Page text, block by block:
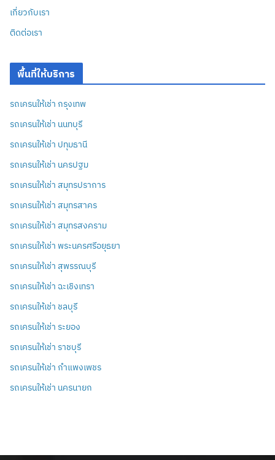
เกี่ยวกับเรา
ติดต่อเรา
พื้นที่ให้บริการ
รถเครนให้เช่า กรุงเทพ
รถเครนให้เช่า นนทบุรี
รถเครนให้เช่า ปทุมธานี
รถเครนให้เช่า นครปฐม
รถเครนให้เช่า สมุทรปราการ
รถเครนให้เช่า สมุทรสาคร
รถเครนให้เช่า สมุทรสงคราม
รถเครนให้เช่า พระนครศรีอยุธยา
รถเครนให้เช่า สุพรรณบุรี
รถเครนให้เช่า ฉะเชิงเทรา
รถเครนให้เช่า ชลบุรี
รถเครนให้เช่า ระยอง
รถเครนให้เช่า ราชบุรี
รถเครนให้เช่า กำแพงเพชร
รถเครนให้เช่า นครนายก